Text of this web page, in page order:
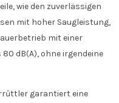
wie den zuverlässigen
mit hoher Saugleistung,
mit einer
dB(A), ohne irgendeine
garantiert eine